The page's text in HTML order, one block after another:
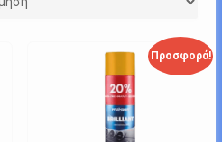
Προσφορά!